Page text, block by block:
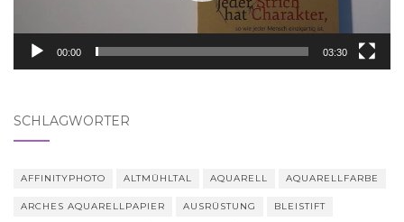
00:00 03:30
SCHLAGWÖRTER
AFFINITYPHOTO ALTMÜHLTAL AQUARELL AQUARELLFARBE
ARCHES AQUARELLPAPIER AUSRÜSTUNG BLEISTIFT